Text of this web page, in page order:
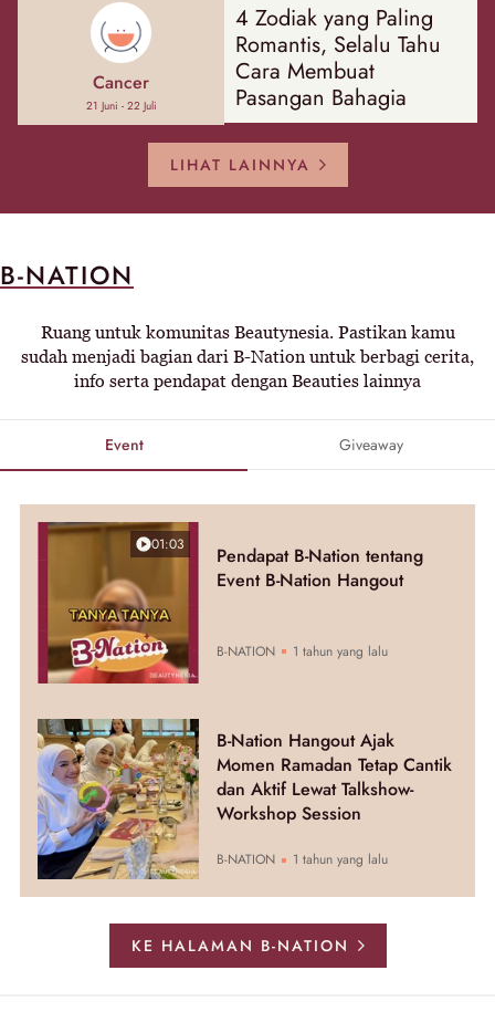
Cancer
21 Juni - 22 Juli
4 Zodiak yang Paling
Romantis, Selalu Tahu
Cara Membuat
Pasangan Bahagia
LIHAT LAINNYA
B-NATION
Ruang untuk komunitas Beautynesia. Pastikan kamu
sudah menjadi bagian dari B-Nation untuk berbagi cerita,
info serta pendapat dengan Beauties lainnya
Event Giveaway
01:03
Pendapat B-Nation tentang
Event B-Nation Hangout
B-NATION 1 tahun yang lalu
B-Nation Hangout Ajak
Momen Ramadan Tetap Cantik
dan Aktif Lewat Talkshow-
Workshop Session
B-NATION 1 tahun yang lalu
KE HALAMAN B-NATION